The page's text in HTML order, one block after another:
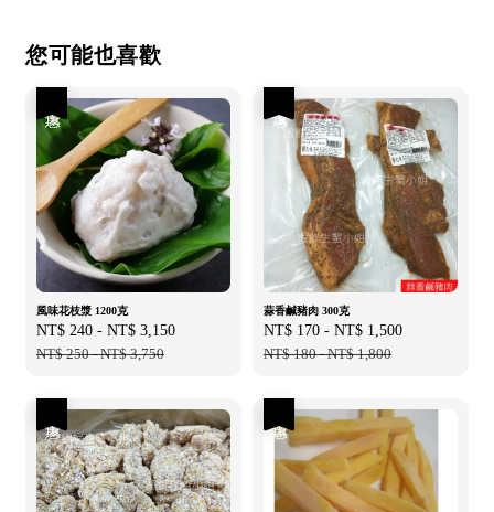
您可能也喜歡
風味花枝漿 1200克
Sale
price
NT$ 240 - NT$ 3,150
NT$ 250-NT$ 3,750
蒜香鹹豬肉 300克
Sale
price
NT$ 170 - NT$ 1,500
NT$ 180-NT$ 1,800